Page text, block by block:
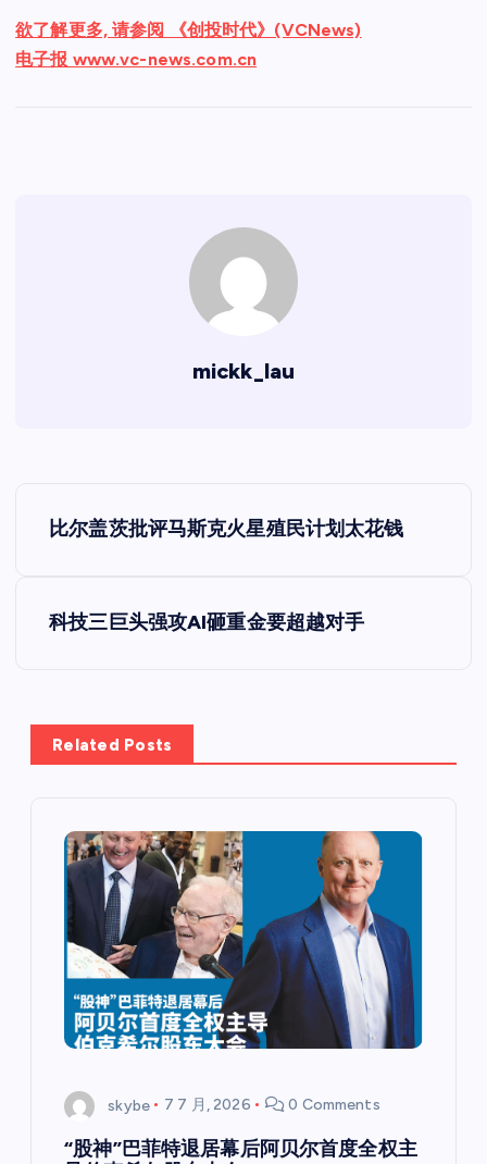
欲了解更多, 请参阅 《创投时代》(VCNews)
电子报 www.vc-news.com.cn
mickk_lau
文
导
比尔盖茨批评马斯克火星殖民计划太花钱
科技三巨头强攻AI砸重金要超越对手
Related Posts
skybe 7 7 月, 2026 0 Comments
“股神”巴菲特退居幕后阿贝尔首度全权主